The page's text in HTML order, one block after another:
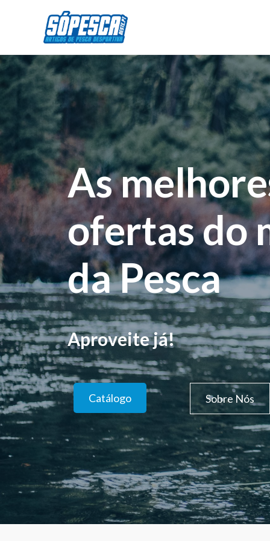
As
ofertas do
da Pesca
Aproveite já!
Catálogo Sobre Nós